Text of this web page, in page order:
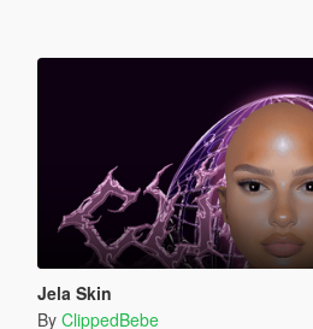
Jela Skin
By ClippedBebe